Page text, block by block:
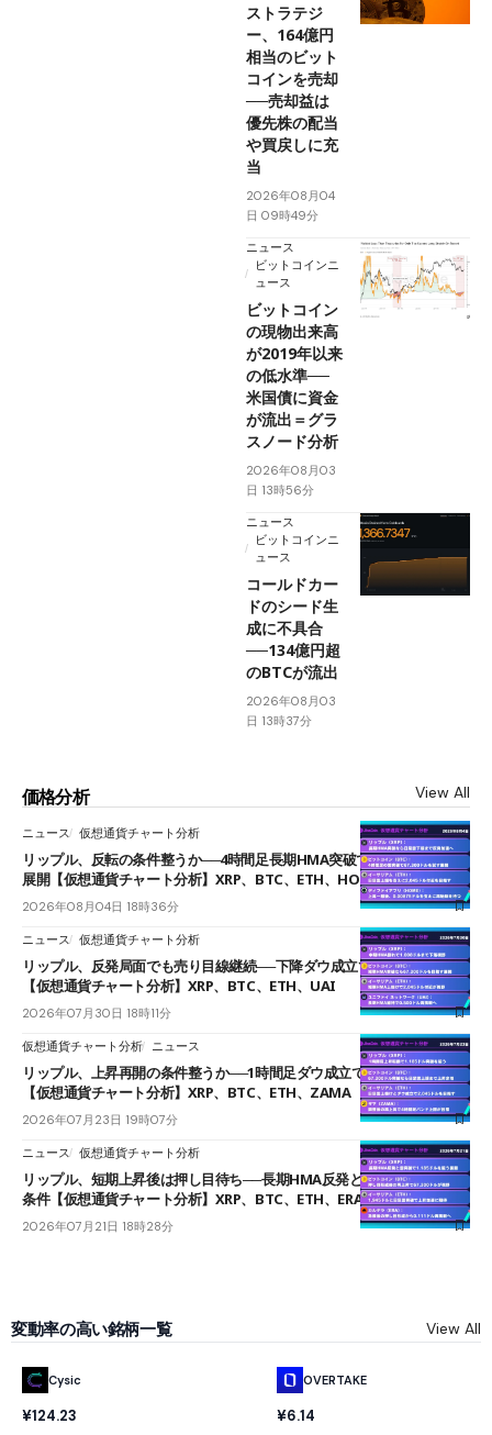
ストラテジ
ー、164億円
相当のビット
コインを売却
──売却益は
優先株の配当
や買戻しに充
当
2026年08月04
日 09時49分
ニュース
ビットコインニ
ュース
ビットコイン
の現物出来高
が2019年以来
の低水準──
米国債に資金
が流出＝グラ
スノード分析
2026年08月03
日 13時56分
ニュース
ビットコインニ
ュース
コールドカー
ドのシード生
成に不具合
──134億円超
のBTCが流出
2026年08月03
日 13時37分
価格分析 View All
ニュース 仮想通貨チャート分析
リップル、反転の条件整うか──4時間足長期HMA突破で雲下端を目指す
展開【仮想通貨チャート分析】XRP、BTC、ETH、HOME
2026年08月04日 18時36分
ニュース 仮想通貨チャート分析
リップル、反発局面でも売り目線継続──下降ダウ成立で下値追う展開
【仮想通貨チャート分析】XRP、BTC、ETH、UAI
2026年07月30日 18時11分
仮想通貨チャート分析 ニュース
リップル、上昇再開の条件整うか──1時間足ダウ成立で1.185ドルを狙う
【仮想通貨チャート分析】XRP、BTC、ETH、ZAMA
2026年07月23日 19時07分
ニュース 仮想通貨チャート分析
リップル、短期上昇後は押し目待ち──長期HMA反発と雲上抜けが買い
条件【仮想通貨チャート分析】XRP、BTC、ETH、ERA
2026年07月21日 18時28分
変動率の高い銘柄一覧 View All
Cysic
¥124.23
OVERTAKE
¥6.14